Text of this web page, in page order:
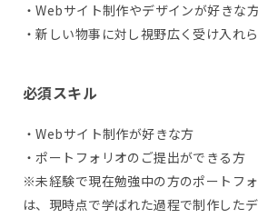
・Webサイト制作やデザインが好きな
・新しい物事に対し視野広く受け入れ
必須スキル
・Webサイト制作が好きな方
・ポートフォリオのご提出ができる方
※未経験で現在勉強中の方のポートフ
は、現時点で学ばれた過程で制作した